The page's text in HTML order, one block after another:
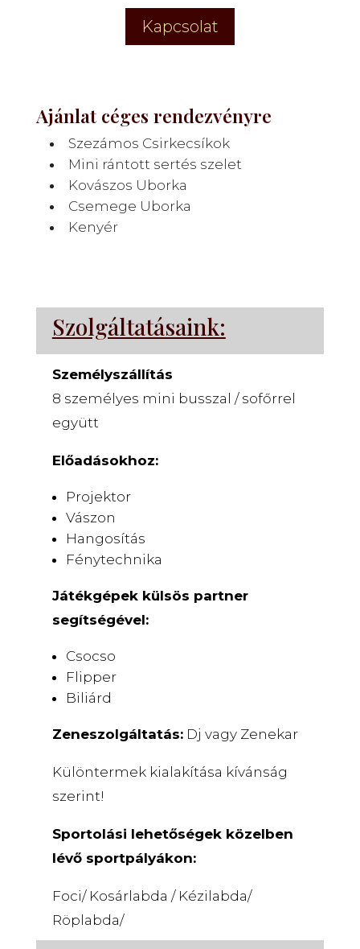
Kapcsolat
Ajánlat céges rendezvényre
Szezámos Csirkecsíkok
Mini rántott sertés szelet
Kovászos Uborka
Csemege Uborka
Kenyér
Szolgáltatásaink:
Személyszállítás
8 személyes mini busszal / sofőrrel
együtt
Előadásokhoz:
Projektor
Vászon
Hangosítás
Fénytechnika
Játékgépek külsös partner
segítségével:
Csocso
Flipper
Biliárd
Zeneszolgáltatás:Dj vagy Zenekar
Különtermek kialakítása kívánság
szerint!
Sportolási lehetőségek közelben
lévő sportpályákon:
Foci/ Kosárlabda / Kézilabda/
Röplabda/